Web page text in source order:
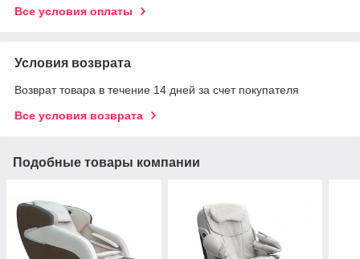
Все условия оплаты
Условия возврата
Возврат товара в течение 14 дней за счет покупателя
Все условия возврата
Подобные товары компании